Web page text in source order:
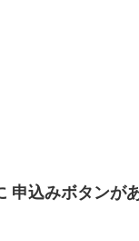
込みボタンが